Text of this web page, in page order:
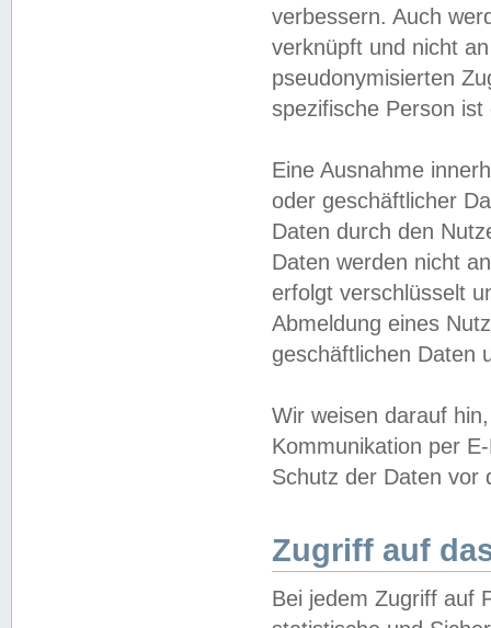
verbessern. Auch
verknüpft und nicht
pseudonymisierten
spezifische Person
Eine Ausnahme
oder geschäftlicher
Daten durch den
Daten werden nicht
erfolgt verschlüsselt
Abmeldung eines
geschäftlichen Daten
Wir weisen darauf
Kommunikation per
Schutz der Daten vor
Zugriff auf
Bei jedem Zugriff auf